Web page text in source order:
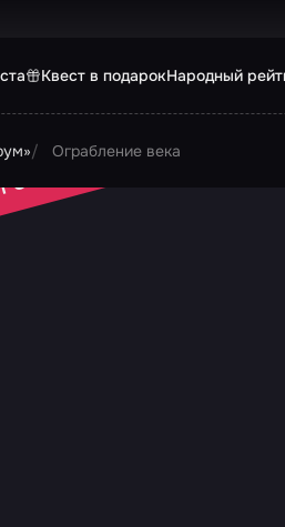
Квест в подарокНародный
Ограбление века
ЗАКРЫТ